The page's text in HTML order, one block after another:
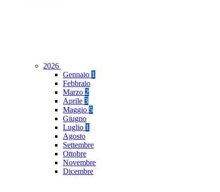
2026
Gennaio 1
Febbraio
Marzo 2
Aprile 3
Maggio 5
Giugno
Luglio 1
Agosto
Settembre
Ottobre
Novembre
Dicembre